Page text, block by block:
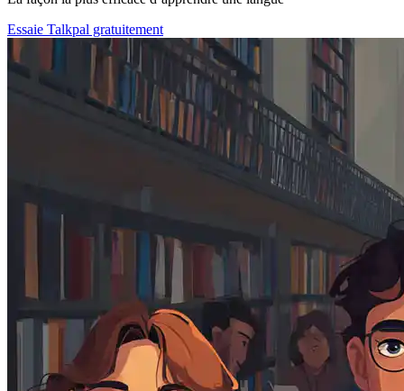
Essaie Talkpal gratuitement